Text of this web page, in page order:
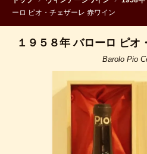
ーロ ピオ・チェザーレ 赤ワイン
１９５８年 バローロ ピオ
Barolo Pio